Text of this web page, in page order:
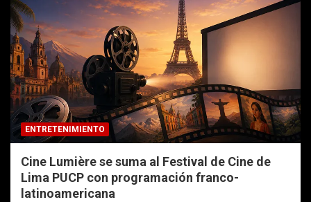
ENTRETENIMIENTO
Cine Lumière se suma al Festival de Cine de
Lima PUCP con programación franco-
latinoamericana